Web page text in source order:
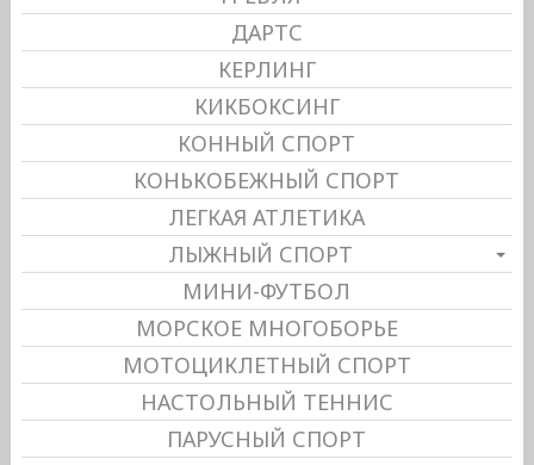
ДАРТС
КЕРЛИНГ
КИКБОКСИНГ
КОННЫЙ СПОРТ
КОНЬКОБЕЖНЫЙ СПОРТ
ЛЕГКАЯ АТЛЕТИКА
ЛЫЖНЫЙ СПОРТ
МИНИ-ФУТБОЛ
МОРСКОЕ МНОГОБОРЬЕ
МОТОЦИКЛЕТНЫЙ СПОРТ
НАСТОЛЬНЫЙ ТЕННИС
ПАРУСНЫЙ СПОРТ